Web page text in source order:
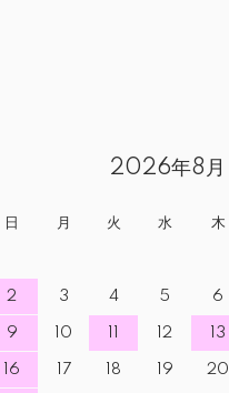
2026年8月
日 月 火 水 木
2 3 4 5 6
9 10 12 13
16 17 18 19 20